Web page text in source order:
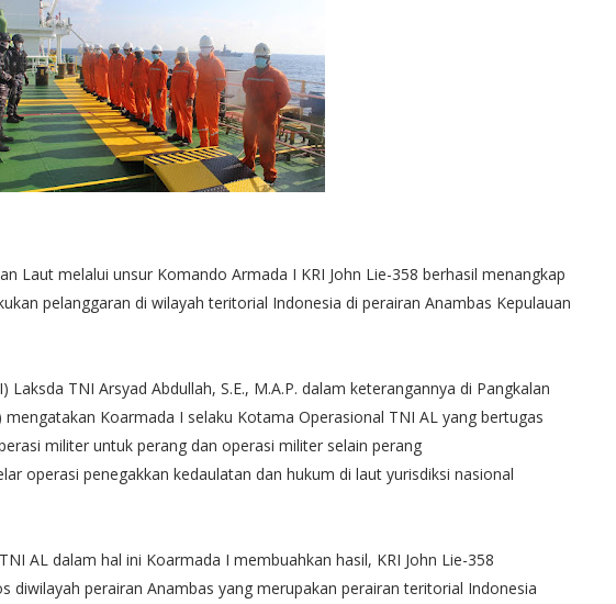
Laut melalui unsur Komando Armada I KRI John Lie-358 berhasil menangkap
pelanggaran di wilayah teritorial Indonesia di perairan Anambas Kepulauan
TNI Arsyad Abdullah, S.E., M.A.P. dalam keterangannya di Pangkalan
Koarmada I selaku Kotama Operasional TNI AL yang bertugas
militer untuk perang dan operasi militer selain perang
operasi penegakkan kedaulatan dan hukum di laut yurisdiksi nasional
AL dalam hal ini Koarmada I membuahkan hasil, KRI John Lie-358
diwilayah perairan Anambas yang merupakan perairan teritorial Indonesia